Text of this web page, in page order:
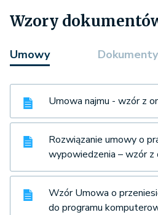
Wzory
Umowy Dokumenty
Umowa najmu - wzór z
Rozwiązanie umowy o
wypowiedzenia – wzór z
Wzór Umowa o
do programu